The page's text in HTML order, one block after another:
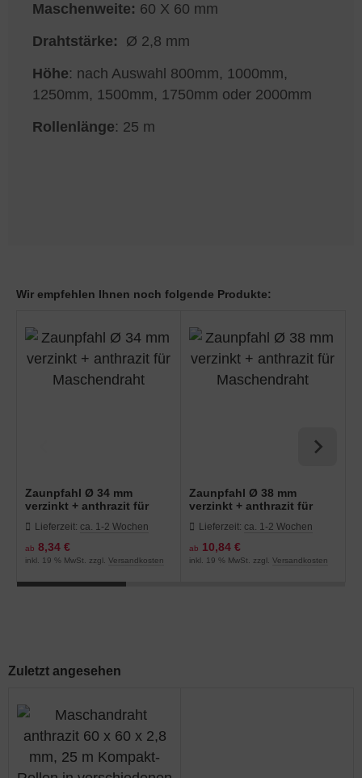
Maschenweite: 60 X 60 mm
Drahtstärke: Ø 2,8 mm
Höhe: nach Auswahl 800mm, 1000mm,
1250mm, 1500mm, 1750mm oder 2000mm
Rollenlänge: 25 m
Wir empfehlen Ihnen noch folgende Produkte:
Zaunpfahl Ø 34 mm
verzinkt + anthrazit für
Lieferzeit: ca. 1-2 Wochen
ab 8,34 €
inkl. 19 % MwSt. zzgl. Versandkosten
Zaunpfahl Ø 38 mm
verzinkt + anthrazit für
Lieferzeit: ca. 1-2 Wochen
ab 10,84 €
inkl. 19 % MwSt. zzgl. Versandkosten
Zuletzt angesehen